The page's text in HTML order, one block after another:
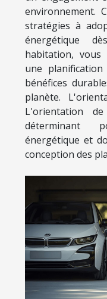
environnement.
stratégies à
énergétique
habitation,
une
bénéfices
planète.
L'orientation
déterminant
énergétique et
conception des